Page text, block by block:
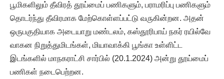
பூமிகளிலும் தீவிரத் தூய்மைப் பணிகளும், பராமரிப்பு பணிகளும்
தொடர்ந்து தீவிரமாக மேற்கொள்ளப்பட்டு வருகின்றன. அதன்
ஒருபகுதியாக அடையாறு மண்டலம், கஸ்தூரிபாய் நகர் ரயில்வே
வாகன நிறுத்துமிடங்கள், மியாவாக்கி பூங்கா உள்ளிட்ட
இடங்களில் மாநகராட்சி சார்பில் (20.1.2024) அன்று தூய்மைப்
பணிகள் நடைபெற்றன.